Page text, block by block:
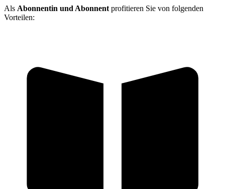
Als Abonnentin und Abonnentprofitieren Sie von folgenden
Vorteilen: